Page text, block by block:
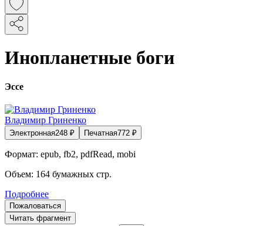
Инопланетные боги
Эссе
Владимир Гриненко
Электронная248 ₽ Печатная772 ₽
Формат: epub, fb2, pdfRead, mobi
Объем: 164 бумажных стр.
Подробнее
Пожаловаться
Читать фрагмент